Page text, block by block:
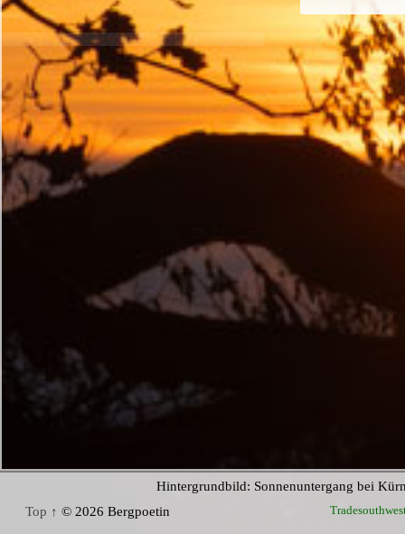
Hintergrundbild: Sonnenuntergang bei
Top ↑ © 2026 Bergpoetin